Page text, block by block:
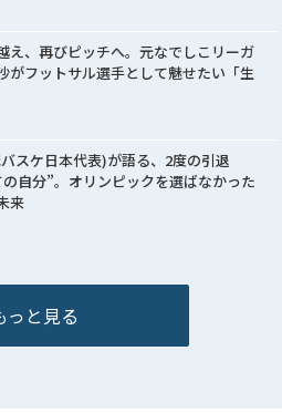
え、再びピッチへ。元なでしこリーガ
がフットサル選手として魅せたい「生
スケ日本代表)が語る、2度の引退
自分”。オリンピックを選ばなかった
来
っと見る